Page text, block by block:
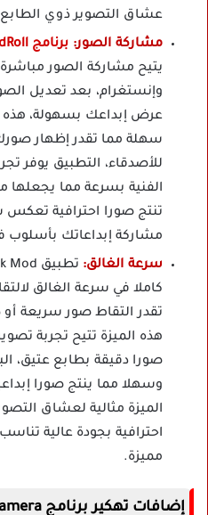
عشاق التصوير ذوي
مشاركة الصور: برنامج Disposable Camera OldRoll مهكر
يتيح مشاركة الصور
وإنستغرام، بعد تعديل
عرض إبداعك بسهولة، هذه
سهلة مما تقدر إظهار
للأصدقاء، التطبيق يوفر
الفنية بسرعة مما يجعلها
تنتج صورا احترافية
مشاركة إبداعاتك بأسلوب
سرعة الغالق:
كاملا في سرعة الغالق
تقدر التقاط صور سريعة
هذه الميزة تتيح تجربة
صورا دقيقة بطابع عتيق،
وسهلا مما ينتج صورا
الميزة مثالية لعشاق
احترافية بجودة عالية
مميزة.
إضافات تهكير برنامج Old Roll Camera مهكر